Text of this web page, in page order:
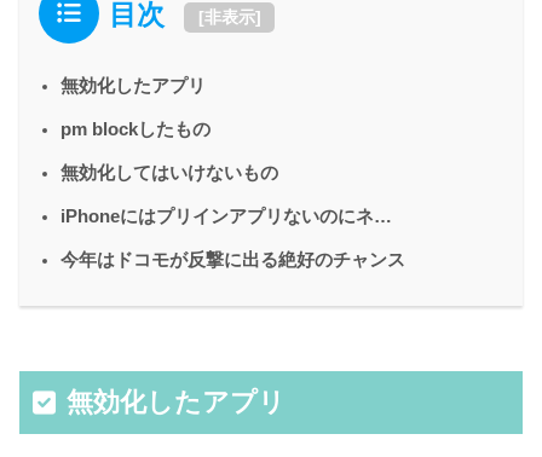
目次 [非表示]
無効化したアプリ
pm blockしたもの
無効化してはいけないもの
iPhoneにはプリインアプリないのにネ…
今年はドコモが反撃に出る絶好のチャンス
無効化したアプリ